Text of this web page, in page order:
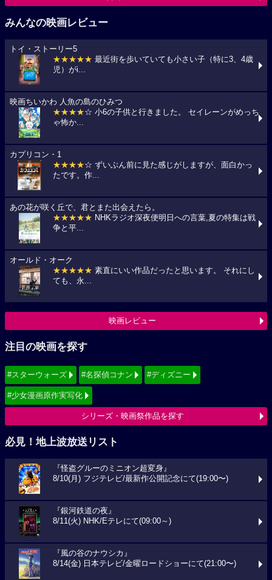
みんなの映画レビュー
トイ・ストーリー5
★★★★★ 最近街を歩いていても小さい子（特に3、4歳
児）がi...
映画ちいかわ 人魚の島のひみつ
★★★★☆ 小6の子供と行きました。 セイレーンがめっち
ゃ怖か...
カプリコン・1
★★★★☆ ずいぶん前に見た感じがしますが、面白かっ
たです。作...
あの花が咲く丘で、君とまた出会えたら。
★★★★★ NHKラジオ深夜便明日への言葉,夏の特集は戦
争と平...
オールド・オーク
★★★★★ 素直にいい作品だったと思います。 それにし
ても、永...
映画レビュー
注目の映画を探す
#スターウォーズ #名探偵コナン #ディズニー
#少女漫画原作実写化
シリーズ・映画祭作品を探す
必見！地上波放送リスト
『怪盗グルーのミニオン超変身』
8/10(月) フジテレビ/最新作公開記念にて(19:00〜)
『銀河鉄道の夜』
8/11(火) NHK/Eテレにて(09:00～)
『風の谷のナウシカ』
8/14(金) 日本テレビ/金曜ロードショーにて(21:00〜)